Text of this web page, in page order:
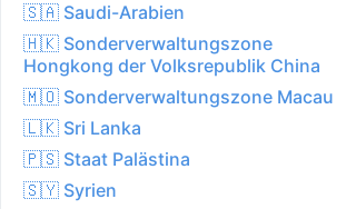
75%
28.8 kph
7.3 mm
6.0
🇸🇦 Saudi-Arabien
🇭🇰 Sonderverwaltungszone
Hongkong der Volksrepublik China
🇲🇴 Sonderverwaltungszone Macau
🇱🇰 Sri Lanka
🇵🇸 Staat Palästina
🇸🇾 Syrien